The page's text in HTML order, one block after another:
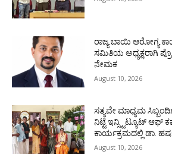
ರಾಜ್ಯ ಬಾಯಿ ಆರೋಗ್ಯ
ಸಮಿತಿಯ ಅಧ್ಯಕ್ಷರಾಗಿ
ನೇಮಕ
August 10, 2026
ಸತ್ಯವೇ ಮಾಧ್ಯಮ
ನಿಟ್ಟೆ ಇನ್ಸ್ಟಿಟ್ಯೂಟ್ ಆಫ್
ಕಾರ್ಯಕ್ರಮದಲ್ಲಿ ಡಾ.
August 10, 2026